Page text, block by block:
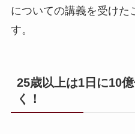
についての講義を受けた
す。
25歳以上は1日に10
く！